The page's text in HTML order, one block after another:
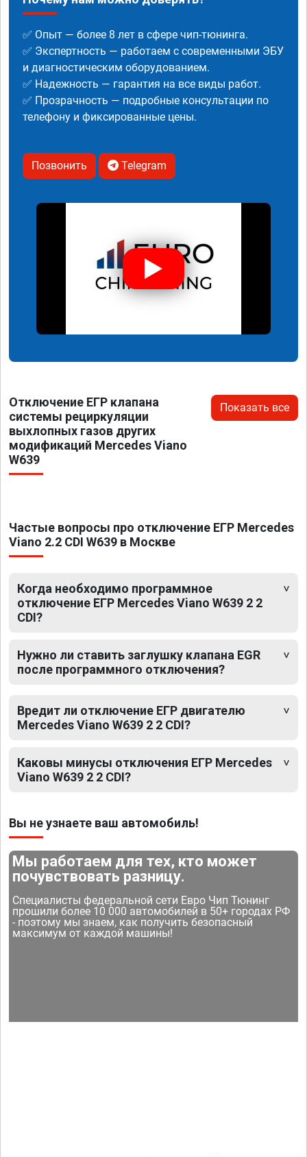
✅ Опыт — более 8 лет в сфере чип-тюнинга.
✅ Экспертность — работаем с современными ЭБУ
и диагностическим оборудованием.
✅ Надежность — гарантия на все виды работ.
✅ Прозрачность — подробные консультации по
телефону и фиксированные цены.
Позвонить Telegram
Отключение ЕГР клапана
системы рециркуляции
выхлопных газов других
модификаций Mercedes Viano
W639
Показать все
Частые вопросы про отключение ЕГР Mercedes
Viano 2.2 CDI W639 в Москве
Когда необходимо программное
отключение ЕГР Mercedes Viano W639 2 2
CDI?
Нужно ли ставить заглушку клапана EGR
после программного отключения?
Вредит ли отключение ЕГР двигателю
Mercedes Viano W639 2 2 CDI?
Каковы минусы отключения ЕГР Mercedes
Viano W639 2 2 CDI?
Вы не узнаете ваш автомобиль!
Мы работаем для тех, кто может
почувствовать разницу.
Специалисты федеральной сети Евро Чип Тюнинг
прошили более 10 000 автомобилей в 50+ городах РФ
- поэтому мы знаем, как получить безопасный
максимум от каждой машины!